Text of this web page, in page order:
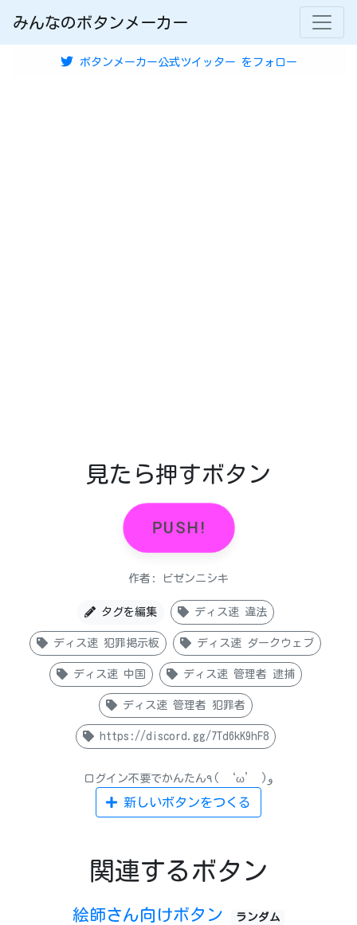
みんなのボタンメーカー
ボタンメーカー公式ツイッター をフォロー
見たら押すボタン
PUSH!
作者: ビゼンニシキ
タグを編集 ディス速 違法
ディス速 犯罪掲示板 ディス速 ダークウェブ
ディス速 中国 ディス速 管理者 逮捕
ディス速 管理者 犯罪者
https://discord.gg/7Td6kK9hF8
ログイン不要でかんたん٩( ‘ω’ )و
新しいボタンをつくる
関連するボタン
絵師さん向けボタン ランダム